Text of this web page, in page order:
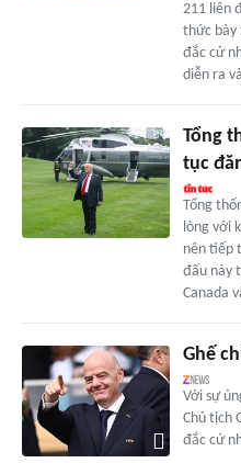
211 liên
thức bày
đắc cử
diễn ra
Tổng
tục
Tổng
lòng với
nên tiếp
đấu này
Canada
Ghế
Với sự
Chủ tịch
đắc cử